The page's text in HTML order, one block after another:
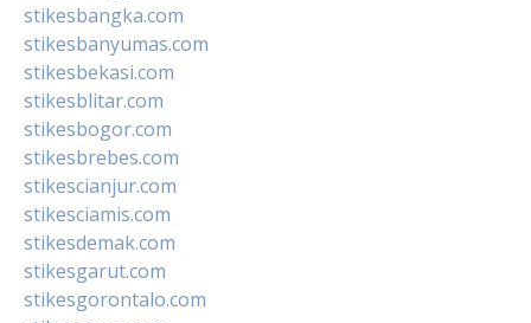
stikesbangka.com
stikesbanyumas.com
stikesbekasi.com
stikesblitar.com
stikesbogor.com
stikesbrebes.com
stikescianjur.com
stikesciamis.com
stikesdemak.com
stikesgarut.com
stikesgorontalo.com